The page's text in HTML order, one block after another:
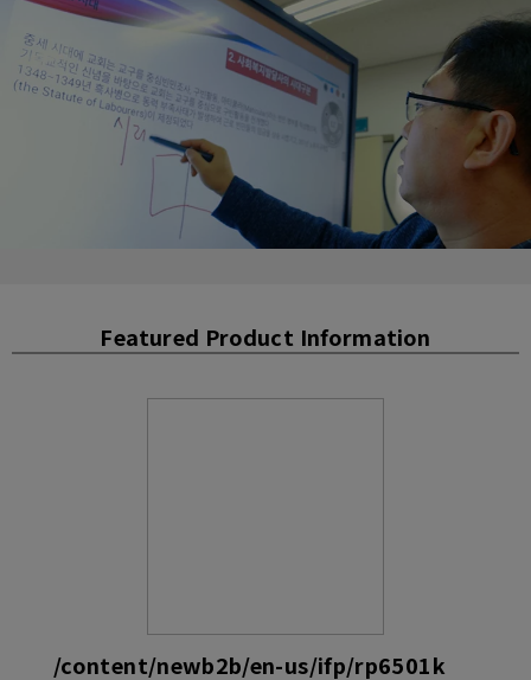
Featured Product Information
/content/newb2b/en-us/ifp/rp6501k